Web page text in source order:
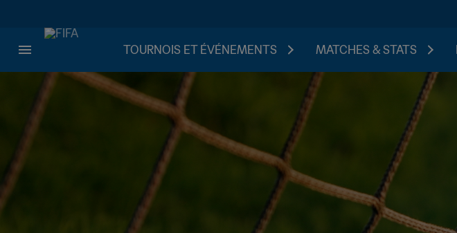
TOURNOIS ET ÉVÉNEMENTS MATCHES & STATS